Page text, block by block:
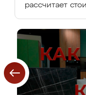
рассчитает